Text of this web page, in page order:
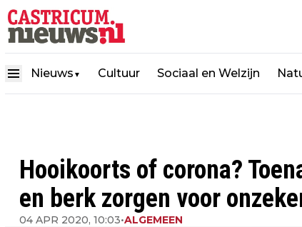
Nieuws ▼ Cultuur Sociaal en Welzijn
Hooikoorts of corona?
en berk zorgen voor
04 APR 2020, 10:03•ALGEMEEN